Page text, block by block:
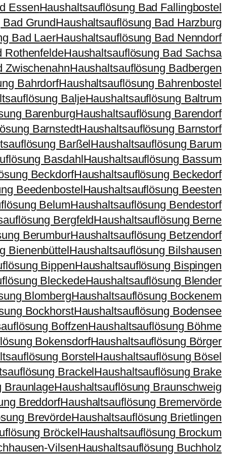
EssenHaushaltsauflösung Bad Fallingbostel
GrundHaushaltsauflösung Bad Harzburg
Bad LaerHaushaltsauflösung Bad Nenndorf
RothenfeldeHaushaltsauflösung Bad Sachsa
ZwischenahnHaushaltsauflösung Badbergen
BahrdorfHaushaltsauflösung Bahrenbostel
BaljeHaushaltsauflösung Baltrum
BarenburgHaushaltsauflösung Barendorf
BarnstedtHaushaltsauflösung Barnstorf
BarßelHaushaltsauflösung Barum
BasdahlHaushaltsauflösung Bassum
BeckdorfHaushaltsauflösung Beckedorf
BeedenbostelHaushaltsauflösung Beesten
BelumHaushaltsauflösung Bendestorf
BergfeldHaushaltsauflösung Berne
BerumburHaushaltsauflösung Betzendorf
BienenbüttelHaushaltsauflösung Bilshausen
BippenHaushaltsauflösung Bispingen
BleckedeHaushaltsauflösung Blender
BlombergHaushaltsauflösung Bockenem
BockhorstHaushaltsauflösung Bodensee
BoffzenHaushaltsauflösung Böhme
BokensdorfHaushaltsauflösung Börger
BorstelHaushaltsauflösung Bösel
BrackelHaushaltsauflösung Brake
BraunlageHaushaltsauflösung Braunschweig
BreddorfHaushaltsauflösung Bremervörde
BrevördeHaushaltsauflösung Brietlingen
BröckelHaushaltsauflösung Brockum
VilsenHaushaltsauflösung Buchholz